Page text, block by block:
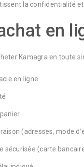
la confidentialité
en
Kamagra en toute
en ligne
(adresses, mode
sécurisée (carte